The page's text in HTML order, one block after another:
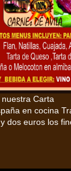
Carta
en cocina
dos euros los